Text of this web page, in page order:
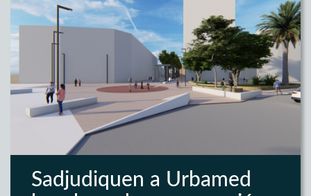
Sadjudiquen a Urbamed